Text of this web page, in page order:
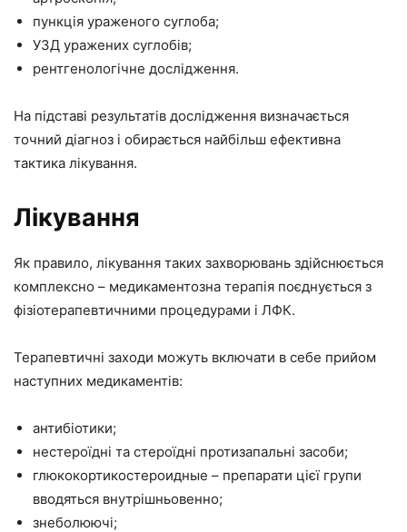
пункція ураженого суглоба;
УЗД уражених суглобів;
рентгенологічне дослідження.
На підставі результатів дослідження визначається
точний діагноз і обирається найбільш ефективна
тактика лікування.
Лікування
Як правило, лікування таких захворювань здійснюється
комплексно – медикаментозна терапія поєднується з
фізіотерапевтичними процедурами і ЛФК.
Терапевтичні заходи можуть включати в себе прийом
наступних медикаментів:
антибіотики;
нестероїдні та стероїдні протизапальні засоби;
глюкокортикостероидные – препарати цієї групи
вводяться внутрішньовенно;
знеболюючі;